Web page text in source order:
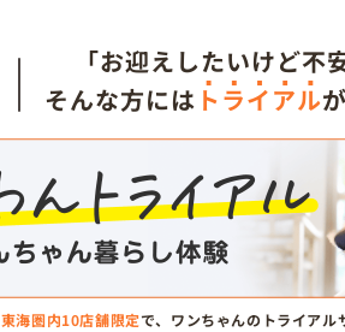
「お迎えしたいけど不
そんな方には トライアル
東海圏内10店舗限定で、ワンちゃんのトライアル